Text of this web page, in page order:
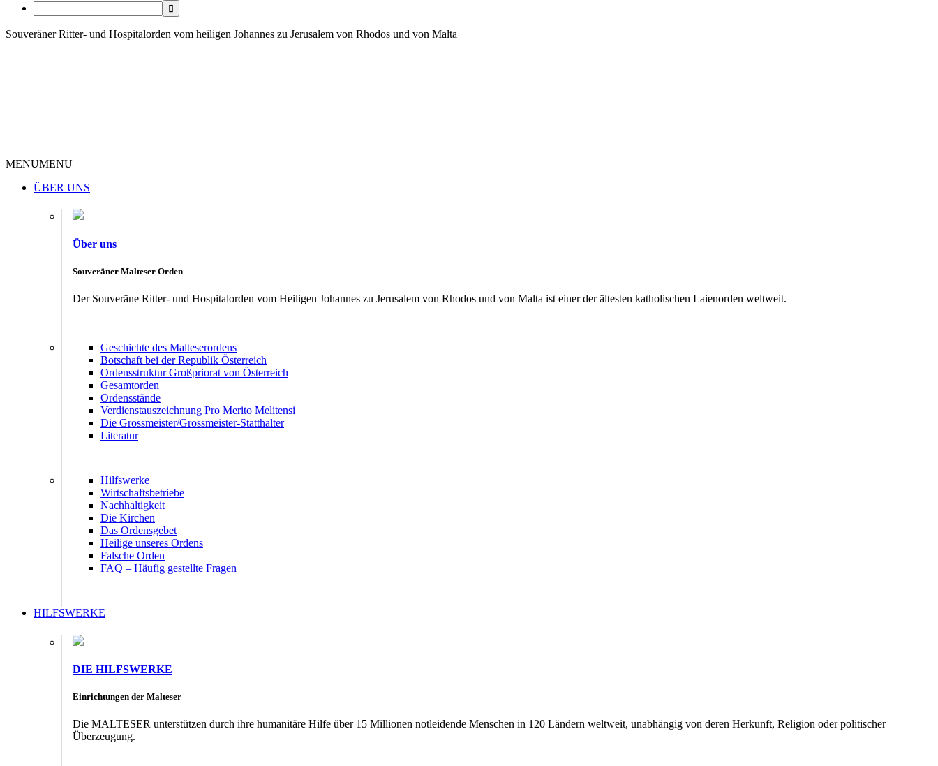
Souveräner Ritter- und Hospitalorden vom heiligen Johannes zu Jerusalem von Rhodos und von Malta
MENUMENU
ÜBER UNS
Über uns
Souveräner Malteser Orden
Der Souveräne Ritter- und Hospitalorden vom Heiligen Johannes zu Jerusalem von Rhodos und von Malta ist einer der ältesten katholischen Laienorden weltweit.
Geschichte des Malteserordens
Botschaft bei der Republik Österreich
Ordensstruktur Großpriorat von Österreich
Gesamtorden
Ordensstände
Verdienstauszeichnung Pro Merito Melitensi
Die Grossmeister/Grossmeister-Statthalter
Literatur
Hilfswerke
Wirtschaftsbetriebe
Nachhaltigkeit
Die Kirchen
Das Ordensgebet
Heilige unseres Ordens
Falsche Orden
FAQ – Häufig gestellte Fragen
HILFSWERKE
DIE HILFSWERKE
Einrichtungen der Malteser
Die MALTESER unterstützen durch ihre humanitäre Hilfe über 15 Millionen notleidende Menschen in 120 Ländern weltweit, unabhängig von deren Herkunft, Religion oder politischer
Überzeugung.